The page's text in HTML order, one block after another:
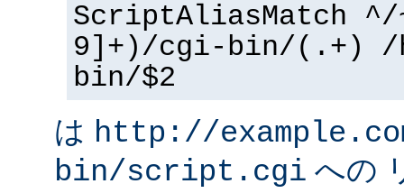
ScriptAliasMatch
9]+)/cgi-bin/(.+) /
bin/$2
は http://
bin/script.cgi への